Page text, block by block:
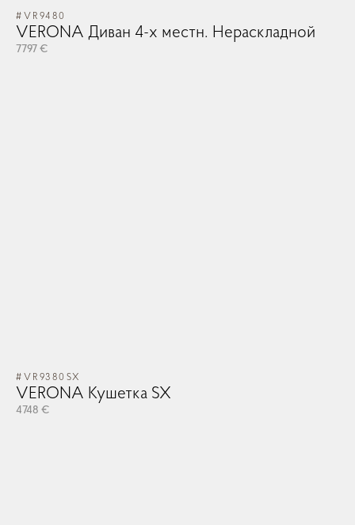
#VR9480
VERONA Диван 4-х местн. Нераскладной
7797 €
#VR9380SX
VERONA Кушетка SX
4748 €